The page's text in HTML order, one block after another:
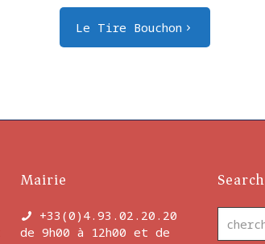
Le Tire Bouchon
Mairie
+33(0)4.93.02.20.20
de 9h00 à 12h00 et de
Search